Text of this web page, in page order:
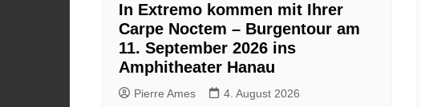
In Extremo kommen mit Ihrer
Carpe Noctem – Burgentour am
11. September 2026 ins
Amphitheater Hanau
Pierre Ames 4. August 2026